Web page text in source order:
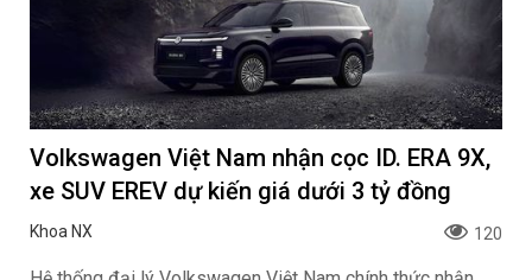
cạnh bản Đặc biệt quen thuộc, dòng xe này lần đầu tiên
ghi nhận sự xuất hiện của phiên bản Street với thiết kế
tay lái trần đậm chất cá tính, có giá niêm yết từ 42,69
triệu đồng.